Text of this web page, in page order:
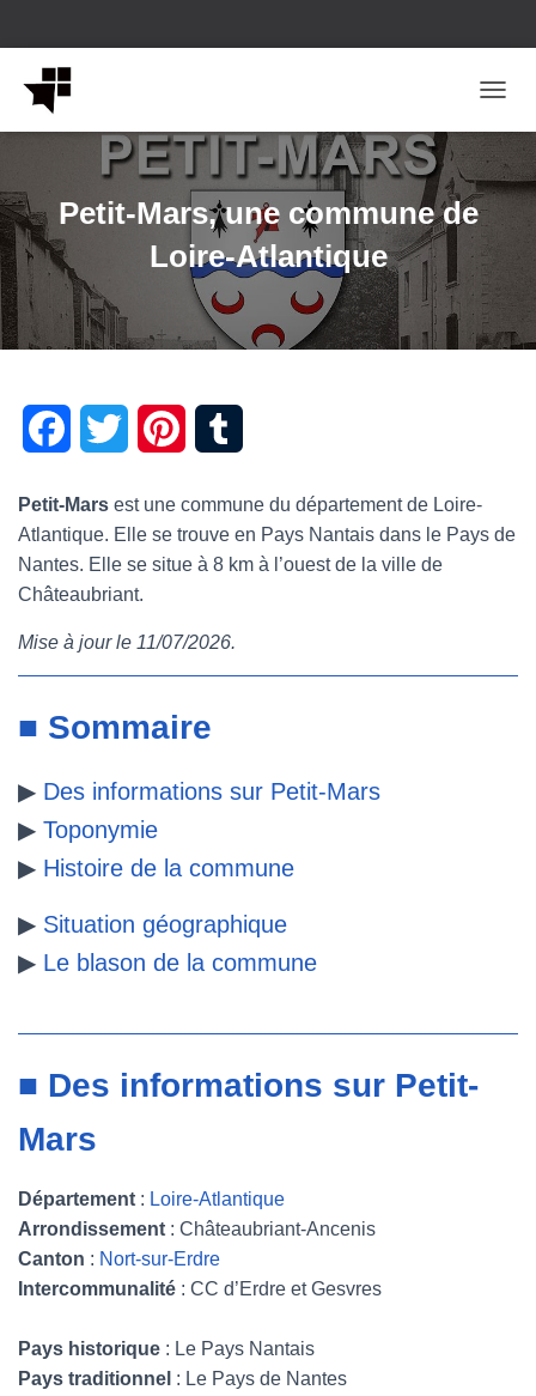
Petit-Mars, une commune de
Loire-Atlantique
e
i
t t b
Petit-Mars est une commune du département de Loire-
Atlantique. Elle se trouve en Pays Nantais dans le Pays de
Nantes. Elle se situe à 8 km à l’ouest de la ville de
Châteaubriant.
Mise à jour le 11/07/2026.
■ Sommaire
▶ Des informations sur Petit-Mars
▶ Toponymie
▶ Histoire de la commune
▶ Situation géographique
▶ Le blason de la commune
■ Des informations sur Petit-
Mars
Département : Loire-Atlantique
Arrondissement : Châteaubriant-Ancenis
Canton : Nort-sur-Erdre
Intercommunalité : CC d’Erdre et Gesvres
Pays historique : Le Pays Nantais
Pays traditionnel : Le Pays de Nantes